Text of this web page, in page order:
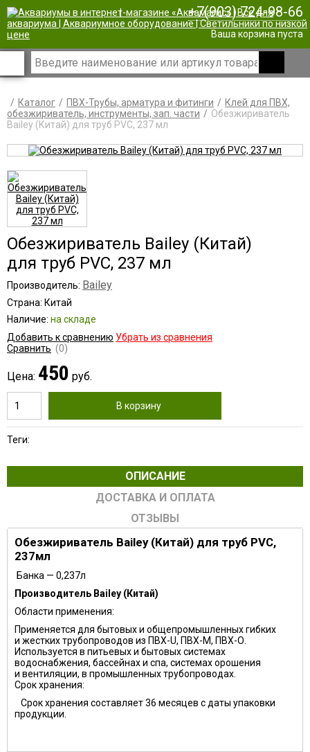
| +7(903) 724-98-66
Ваша корзина пуста
Каталог ПВХ-Трубы, арматура и фитинги
Клей для ПВХ,
обезжириватель, инструменты, зап. части
Обезжириватель
Bailey (Китай) для труб PVC, 237 мл
Обезжириватель Bailey (Китай)
для труб PVC, 237 мл
Производитель: Bailey
Страна: Китай
Наличие: на складе
Добавить к сравнению Убрать из сравнения
Сравнить (0)
Цена: 450 руб.
В корзину
Теги:
ОПИСАНИЕ
ДОСТАВКА И ОПЛАТА
ОТЗЫВЫ
Обезжириватель Bailey (Китай) для труб PVC,
237мл
Банка — 0,237л
Производитель Bailey (Китай)
Области применения:
Применяется для бытовых и общепромышленных гибких
и жестких трубопроводов из ПВХ-U, ПВХ-М, ПВХ-О.
Используется в питьевых и бытовых системах
водоснабжения, бассейнах и спа, системах орошения
и вентиляции, в промышленных трубопроводах.
Срок хранения:
Срок хранения составляет 36 месяцев с даты упаковки
продукции.